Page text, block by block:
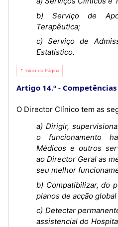
b) Serviço de
Terapêutica;
c) Serviço de
Estatístico.
⇡ Início da Página
Artigo 14.º Competências
O Director Clínico tem as
a) Dirigir,
o funcionamento
Médicos e outros
ao Director Geral as
seu melhor
b) Compatibilizar, do
planos de acção
c) Detectar
assistencial do